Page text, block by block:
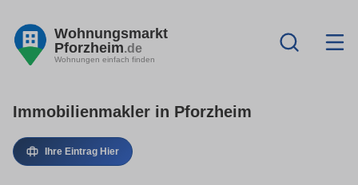
Wohnungsmarkt
Pforzheim.de
Wohnungen einfach finden
Immobilienmakler in Pforzheim
Ihre Eintrag Hier